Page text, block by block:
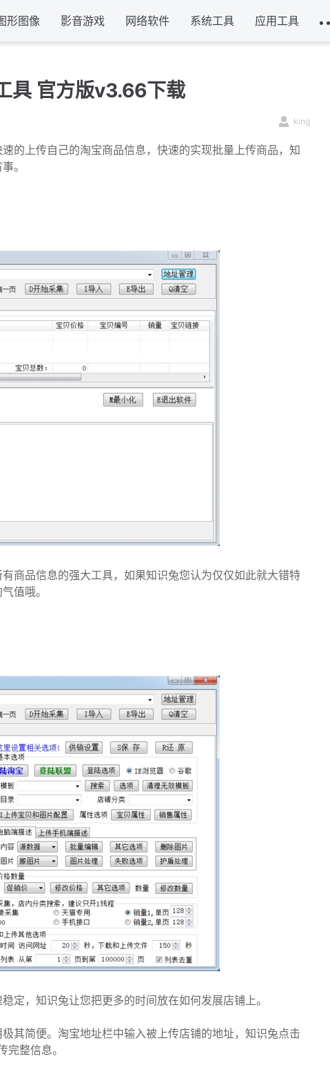
形图像 影音游戏 网络软件 系统工具 应用工具
具 官方版v3.66下载
king
的上传自己的淘宝商品信息，快速的实现批量上传商品，知
。
商品信息的强大工具，如果知识兔您认为仅仅如此就大错特
值哦。
定，知识兔让您把更多的时间放在如何发展店铺上。
其简便。淘宝地址栏中输入被上传店铺的地址，知识兔点击
完整信息。